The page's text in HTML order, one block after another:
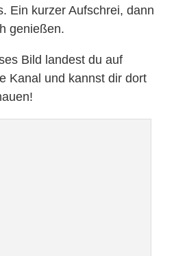
Ein kurzer Aufschrei, dann
genießen.
Bild landest du auf
Kanal und kannst dir dort